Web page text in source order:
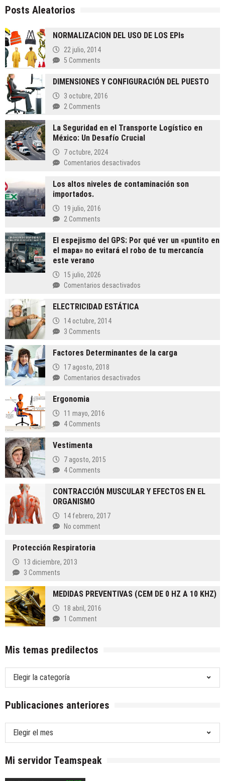
Posts Aleatorios
NORMALIZACION DEL USO DE LOS EPIs
22 julio, 2014
5 Comments
DIMENSIONES Y CONFIGURACIÓN DEL PUESTO
3 octubre, 2016
2 Comments
La Seguridad en el Transporte Logístico en
México: Un Desafío Crucial
7 octubre, 2024
Comentarios desactivados
Seguridad
México:
Los altos niveles de contaminación son
importados.
19 julio, 2016
2 Comments
El espejismo del GPS: Por qué ver un «puntito en
el mapa» no evitará el robo de tu mercancía
este verano
15 julio, 2026
Comentarios desactivados
qué
este
ELECTRICIDAD ESTÁTICA
14 octubre, 2014
3 Comments
Factores Determinantes de la carga
17 agosto, 2018
Comentarios desactivados
Ergonomia
11 mayo, 2016
4 Comments
Vestimenta
7 agosto, 2015
4 Comments
CONTRACCIÓN MUSCULAR Y EFECTOS EN EL
ORGANISMO
14 febrero, 2017
No comment
Protección Respiratoria
13 diciembre, 2013
3 Comments
MEDIDAS PREVENTIVAS (CEM DE 0 HZ A 10 KHZ)
18 abril, 2016
1 Comment
Mis temas predilectos
Mis
temas
Publicaciones anteriores
Publicaciones
anteriores
Mi servidor Teamspeak